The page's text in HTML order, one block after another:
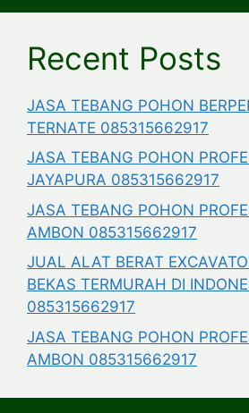
Recent Posts
JASA TEBANG POHON
TERNATE 085315662917
JASA TEBANG POHON
JAYAPURA 085315662917
JASA TEBANG POHON
AMBON 085315662917
JUAL ALAT BERAT
BEKAS TERMURAH DI
085315662917
JASA TEBANG POHON
AMBON 085315662917